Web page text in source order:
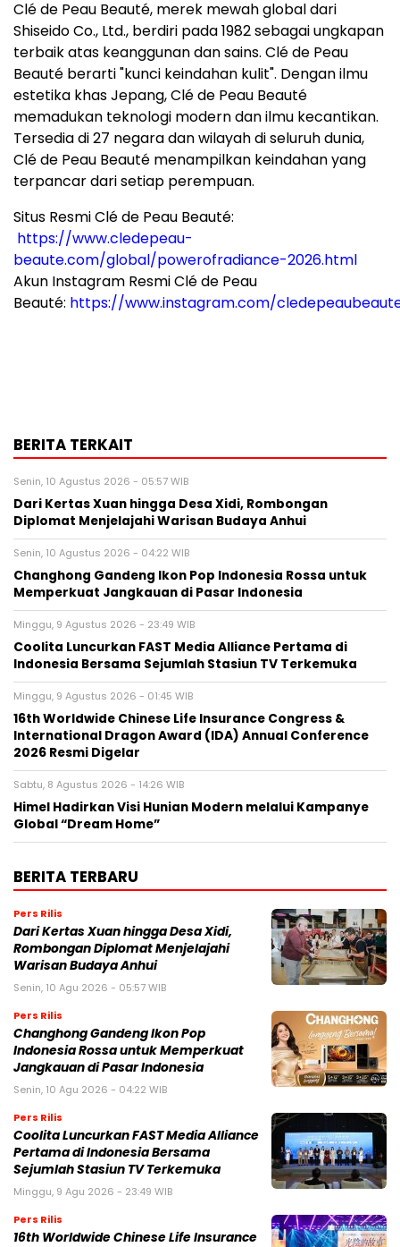
Clé de Peau Beauté, merek mewah global dari
Shiseido Co., Ltd., berdiri pada 1982 sebagai ungkapan
terbaik atas keanggunan dan sains. Clé de Peau
Beauté berarti "kunci keindahan kulit". Dengan ilmu
estetika khas Jepang, Clé de Peau Beauté
memadukan teknologi modern dan ilmu kecantikan.
Tersedia di 27 negara dan wilayah di seluruh dunia,
Clé de Peau Beauté menampilkan keindahan yang
terpancar dari setiap perempuan.
Situs Resmi Clé de Peau Beauté:
https://www.cledepeau-
beaute.com/global/powerofradiance-2026.html
Akun Instagram Resmi Clé de Peau
Beauté: https://www.instagram.com/
BERITA TERKAIT
Senin, 10 Agustus 2026 - 05:57 WIB
Dari Kertas Xuan hingga Desa Xidi, Rombongan
Diplomat Menjelajahi Warisan Budaya Anhui
Senin, 10 Agustus 2026 - 04:22 WIB
Changhong Gandeng Ikon Pop Indonesia Rossa untuk
Memperkuat Jangkauan di Pasar Indonesia
Minggu, 9 Agustus 2026 - 23:49 WIB
Coolita Luncurkan FAST Media Alliance Pertama di
Indonesia Bersama Sejumlah Stasiun TV Terkemuka
Minggu, 9 Agustus 2026 - 01:45 WIB
16th Worldwide Chinese Life Insurance Congress &
International Dragon Award (IDA) Annual Conference
2026 Resmi Digelar
Sabtu, 8 Agustus 2026 - 14:26 WIB
Himel Hadirkan Visi Hunian Modern melalui Kampanye
Global “Dream Home”
BERITA TERBARU
Pers Rilis
Dari Kertas Xuan hingga Desa Xidi,
Rombongan Diplomat Menjelajahi
Warisan Budaya Anhui
Senin, 10 Agu 2026 - 05:57 WIB
Pers Rilis
Changhong Gandeng Ikon Pop
Indonesia Rossa untuk Memperkuat
Jangkauan di Pasar Indonesia
Senin, 10 Agu 2026 - 04:22 WIB
Pers Rilis
Coolita Luncurkan FAST Media Alliance
Pertama di Indonesia Bersama
Sejumlah Stasiun TV Terkemuka
Minggu, 9 Agu 2026 - 23:49 WIB
Pers Rilis
16th Worldwide Chinese Life Insurance